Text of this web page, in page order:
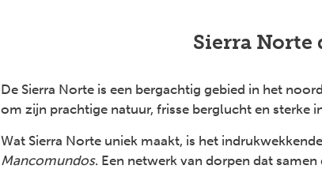
Sierra Norte
De Sierra Norte is een bergachtig gebied in het
om zijn prachtige natuur, frisse berglucht en sterke
Wat Sierra Norte uniek maakt, is het
Mancomundos. Een netwerk van dorpen dat